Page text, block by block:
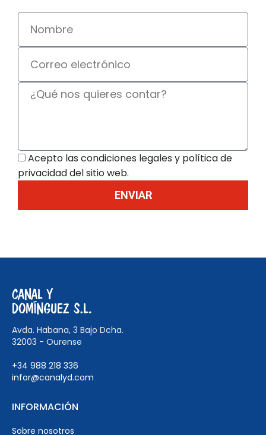
Acepto las condiciones legales y política de
privacidad del sitio web.
ENVIAR
Avda. Habana, 3 Bajo Dcha.
32003 - Ourense
+34 988 218 336
infor@canalyd.com
INFORMACIÓN
Sobre nosotros